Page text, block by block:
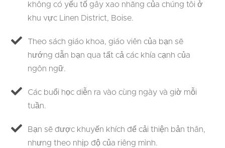
không có yếu tố gây xao nhãng của chúng tôi ở
khu vực Linen District, Boise.
Theo sách giáo khoa, giáo viên của bạn sẽ
hướng dẫn bạn qua tất cả các khía cạnh của
ngôn ngữ.
Các buổi học diễn ra vào cùng ngày và giờ mỗi
tuần.
Bạn sẽ được khuyến khích để cải thiện bản thân,
nhưng theo nhịp độ của riêng mình.